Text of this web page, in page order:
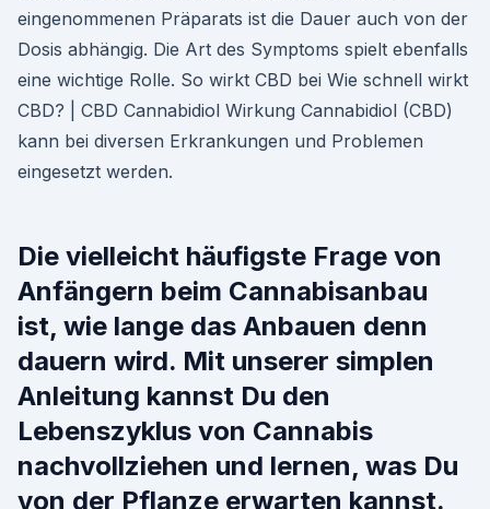
eingenommenen Präparats ist die Dauer auch von der
Dosis abhängig. Die Art des Symptoms spielt ebenfalls
eine wichtige Rolle. So wirkt CBD bei Wie schnell wirkt
CBD? | CBD Cannabidiol Wirkung Cannabidiol (CBD)
kann bei diversen Erkrankungen und Problemen
eingesetzt werden.
Die vielleicht häufigste Frage von
Anfängern beim Cannabisanbau
ist, wie lange das Anbauen denn
dauern wird. Mit unserer simplen
Anleitung kannst Du den
Lebenszyklus von Cannabis
nachvollziehen und lernen, was Du
von der Pflanze erwarten kannst.